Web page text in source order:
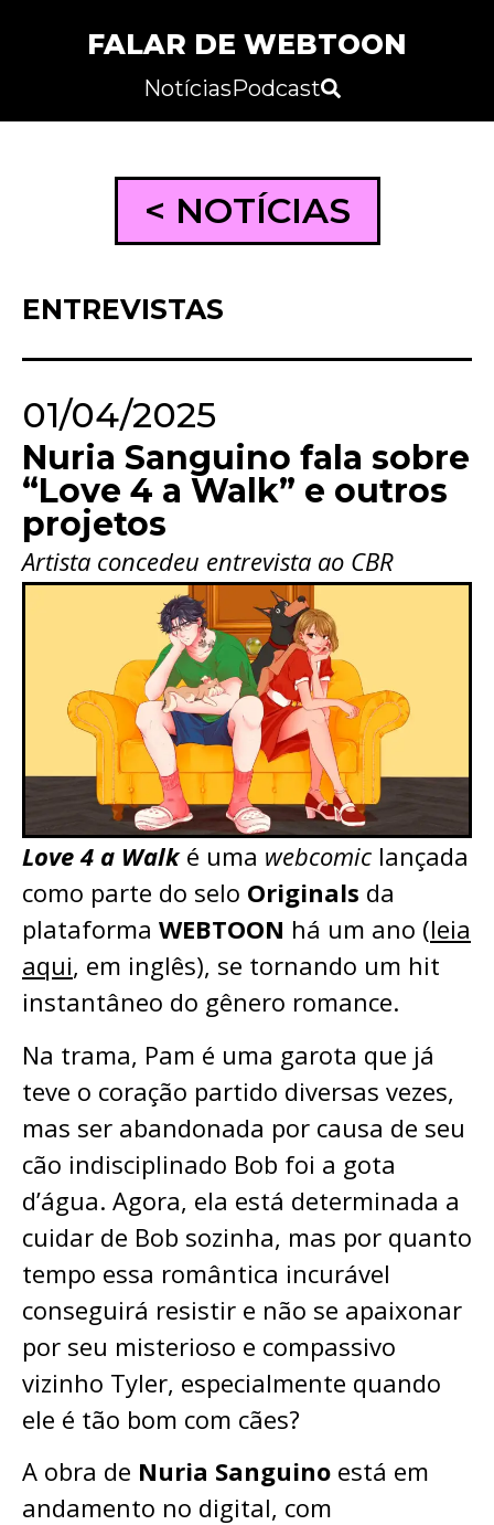
FALAR DE WEBTOON
NotíciasPodcast
< NOTÍCIAS
ENTREVISTAS
01/04/2025
Nuria Sanguino fala sobre
“Love 4 a Walk” e outros
projetos
Artista concedeu entrevista ao CBR
Love 4 a Walké uma webcomic lançada
como parte do selo Originals da
plataforma WEBTOON há um ano (leia
aqui, em inglês), se tornando um hit
instantâneo do gênero romance.
Na trama, Pam é uma garota que já
teve o coração partido diversas vezes,
mas ser abandonada por causa de seu
cão indisciplinado Bob foi a gota
d’água. Agora, ela está determinada a
cuidar de Bob sozinha, mas por quanto
tempo essa romântica incurável
conseguirá resistir e não se apaixonar
por seu misterioso e compassivo
vizinho Tyler, especialmente quando
ele é tão bom com cães?
A obra de Nuria Sanguino está em
andamento no digital, com